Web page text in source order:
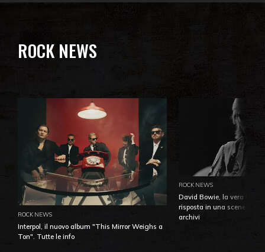
ROCK NEWS
ROCK NEWS
Interpol, il nuovo album "This Mirror Weighs a
Ton". Tutte le info
ROCK NEWS
David Bowie, la vera
risposta in una
archivi